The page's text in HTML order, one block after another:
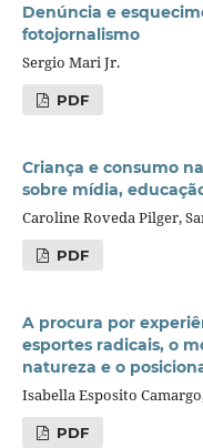
Denúncia e
fotojornalismo
Sergio Mari Jr.
PDF
Criança e consumo
sobre mídia,
Caroline Roveda Pilger,
PDF
A procura por
esportes radicais, o
natureza e o
Isabella Esposito
PDF